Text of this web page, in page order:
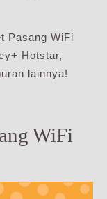
Pasang WiFi
Hotstar,
lainnya!
WiFi